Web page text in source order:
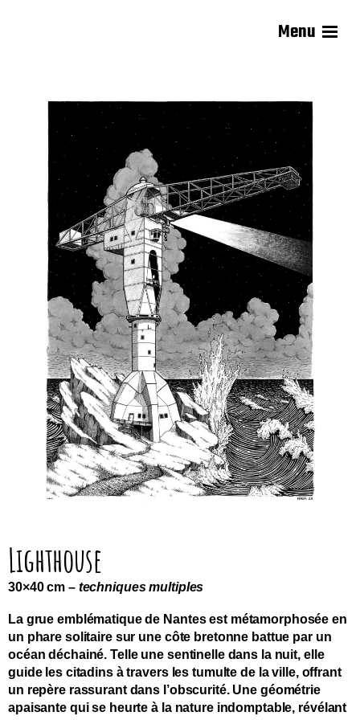
Menu
Lighthouse
30×40 cm – techniques multiples
La grue emblématique de Nantes est métamorphosée en
un phare solitaire sur une côte bretonne battue par un
océan déchainé. Telle une sentinelle dans la nuit, elle
guide les citadins à travers les tumulte de la ville, offrant
un repère rassurant dans l’obscurité. Une géométrie
apaisante qui se heurte à la nature indomptable, révélant